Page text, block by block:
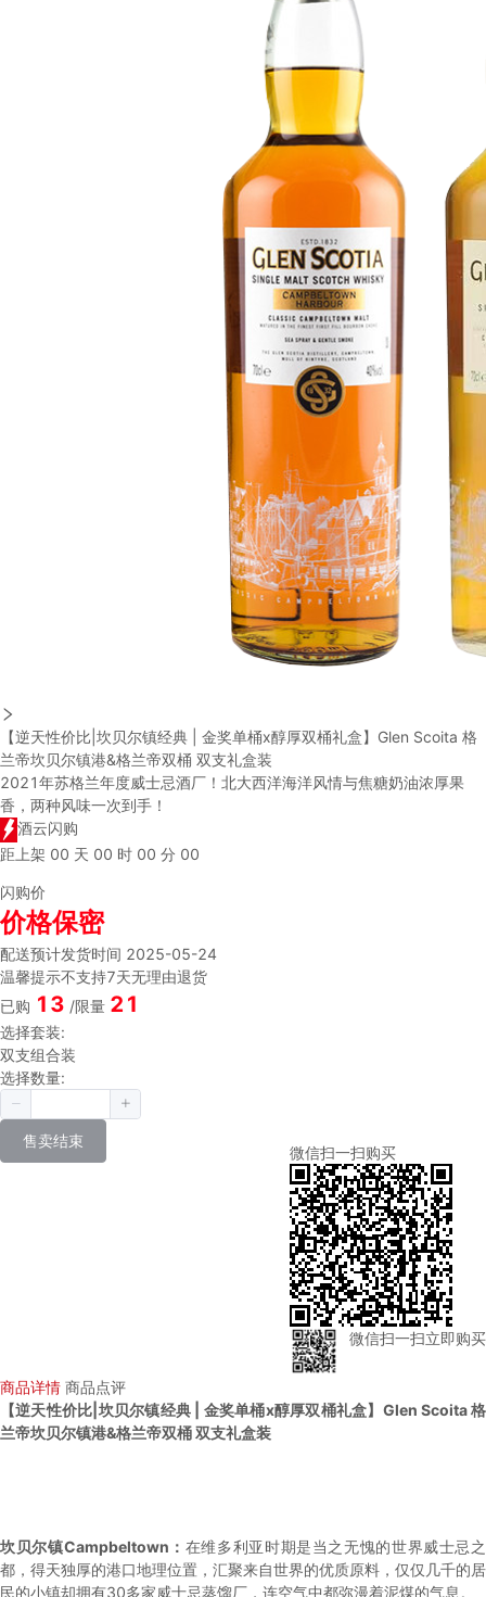
【逆天性价比|坎贝尔镇经典 | 金奖单桶x醇厚双桶礼盒】Glen Scoita 格
兰帝坎贝尔镇港&格兰帝双桶 双支礼盒装
2021年苏格兰年度威士忌酒厂！北大西洋海洋风情与焦糖奶油浓厚果
香，两种风味一次到手！
酒云闪购
距上架 00 天 00 时 00 分 00
闪购价
价格保密
配送预计发货时间 2025-05-24
温馨提示不支持7天无理由退货
已购 13 /限量 21
选择套装:
双支组合装
选择数量:
售卖结束
微信扫一扫购买
微信扫一扫立即购买
商品详情 商品点评
【逆天性价比|坎贝尔镇经典 | 金奖单桶x醇厚双桶礼盒】Glen Scoita 格
兰帝坎贝尔镇港&格兰帝双桶 双支礼盒装
坎贝尔镇Campbeltown： 在维多利亚时期是当之无愧的世界威士忌之
都，得天独厚的港口地理位置，汇聚来自世界的优质原料，仅仅几千的居
民的小镇却拥有30多家威士忌蒸馏厂，连空气中都弥漫着泥煤的气息。